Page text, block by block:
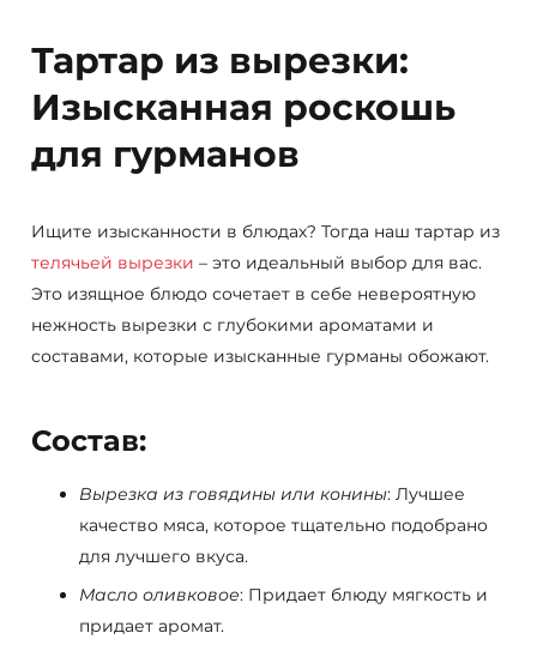
Тартар из вырезки:
Изысканная роскошь
для гурманов
Ищите изысканности в блюдах? Тогда наш тартар из
телячьей вырезки – это идеальный выбор для вас.
Это изящное блюдо сочетает в себе невероятную
нежность вырезки с глубокими ароматами и
составами, которые изысканные гурманы обожают.
Состав:
Вырезка из говядины или конины: Лучшее
качество мяса, которое тщательно подобрано
для лучшего вкуса.
Масло оливковое: Придает блюду мягкость и
придает аромат.